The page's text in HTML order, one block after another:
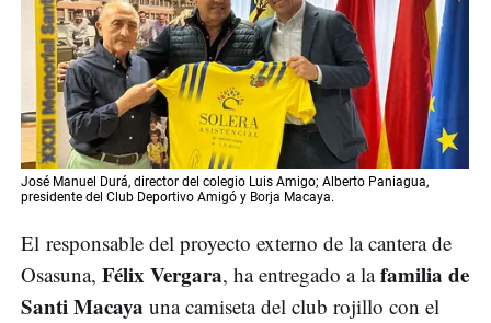
José Manuel Durá, director del colegio Luis Amigo; Alberto Paniagua,
presidente del Club Deportivo Amigó y Borja Macaya.
El responsable del proyecto externo de la cantera de
Osasuna, Félix Vergara, ha entregado a lafamilia de
Santi Macaya una camiseta del club rojillo con el